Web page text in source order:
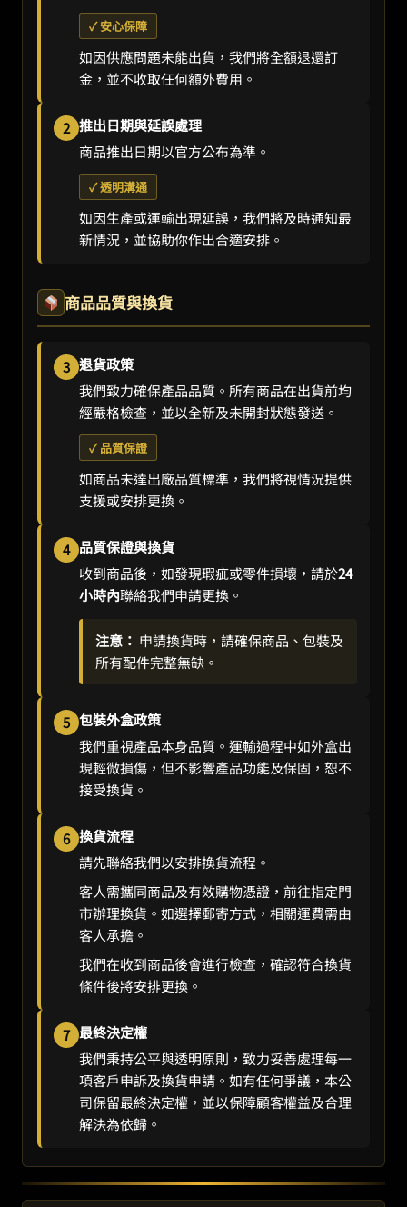
✓ 安心保障
如因供應問題未能出貨，我們將全額退還訂
金，並不收取任何額外費用。
2 推出日期與延誤處理
商品推出日期以官方公布為準。
✓ 透明溝通
如因生產或運輸出現延誤，我們將及時通知最
新情況，並協助你作出合適安排。
商品品質與換貨
3 退貨政策
我們致力確保產品品質。所有商品在出貨前均
經嚴格檢查，並以全新及未開封狀態發送。
✓ 品質保證
如商品未達出廠品質標準，我們將視情況提供
支援或安排更換。
4 品質保證與換貨
收到商品後，如發現瑕疵或零件損壞，請於24
小時內聯絡我們申請更換。
注意： 申請換貨時，請確保商品、包裝及
所有配件完整無缺。
5 包裝外盒政策
我們重視產品本身品質。運輸過程中如外盒出
現輕微損傷，但不影響產品功能及保固，恕不
接受換貨。
6 換貨流程
請先聯絡我們以安排換貨流程。
客人需攜同商品及有效購物憑證，前往指定門
市辦理換貨。如選擇郵寄方式，相關運費需由
客人承擔。
我們在收到商品後會進行檢查，確認符合換貨
條件後將安排更換。
7 最終決定權
我們秉持公平與透明原則，致力妥善處理每一
項客戶申訴及換貨申請。如有任何爭議，本公
司保留最終決定權，並以保障顧客權益及合理
解決為依歸。